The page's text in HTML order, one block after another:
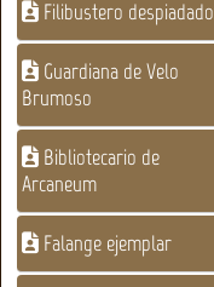
Filibustero despiadado
Guardiana de Velo
Brumoso
Bibliotecario de
Arcaneum
Falange ejemplar